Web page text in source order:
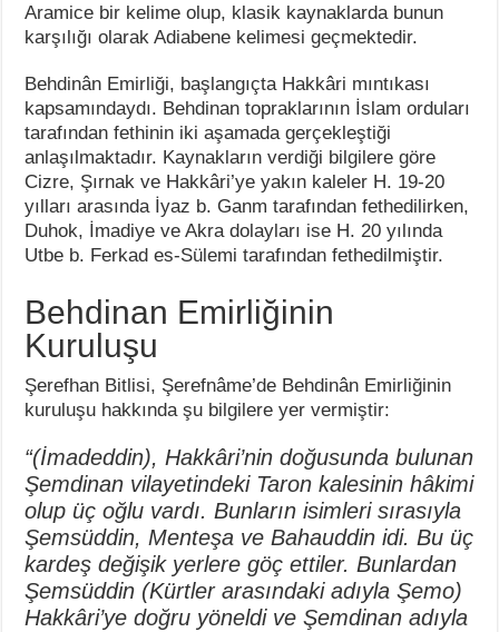
Aramice bir kelime olup, klasik kaynaklarda bunun
karşılığı olarak Adiabene kelimesi geçmektedir.
Behdinân Emirliği, başlangıçta Hakkâri mıntıkası
kapsamındaydı. Behdinan topraklarının İslam orduları
tarafından fethinin iki aşamada gerçekleştiği
anlaşılmaktadır. Kaynakların verdiği bilgilere göre
Cizre, Şırnak ve Hakkâri’ye yakın kaleler H. 19-20
yılları arasında İyaz b. Ganm tarafından fethedilirken,
Duhok, İmadiye ve Akra dolayları ise H. 20 yılında
Utbe b. Ferkad es-Sülemi tarafından fethedilmiştir.
Behdinan Emirliğinin
Kuruluşu
Şerefhan Bitlisi, Şerefnâme’de Behdinân Emirliğinin
kuruluşu hakkında şu bilgilere yer vermiştir:
“(İmadeddin), Hakkâri’nin doğusunda bulunan
Şemdinan vilayetindeki Taron kalesinin hâkimi
olup üç oğlu vardı. Bunların isimleri sırasıyla
Şemsüddin, Menteşa ve Bahauddin idi. Bu üç
kardeş değişik yerlere göç ettiler. Bunlardan
Şemsüddin (Kürtler arasındaki adıyla Şemo)
Hakkâri’ye doğru yöneldi ve Şemdinan adıyla